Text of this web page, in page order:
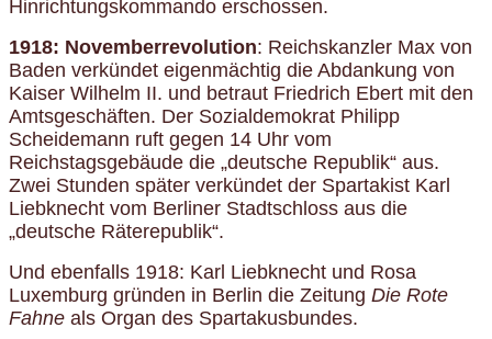
Hinrichtungskommando erschossen.
1918: Novemberrevolution: Reichskanzler Max von
Baden verkündet eigenmächtig die Abdankung von
Kaiser Wilhelm II. und betraut Friedrich Ebert mit den
Amtsgeschäften. Der Sozialdemokrat Philipp
Scheidemann ruft gegen 14 Uhr vom
Reichstagsgebäude die „deutsche Republik“ aus.
Zwei Stunden später verkündet der Spartakist Karl
Liebknecht vom Berliner Stadtschloss aus die
„deutsche Räterepublik“.
Und ebenfalls 1918: Karl Liebknecht und Rosa
Luxemburg gründen in Berlin die Zeitung Die Rote
Fahne als Organ des Spartakusbundes.